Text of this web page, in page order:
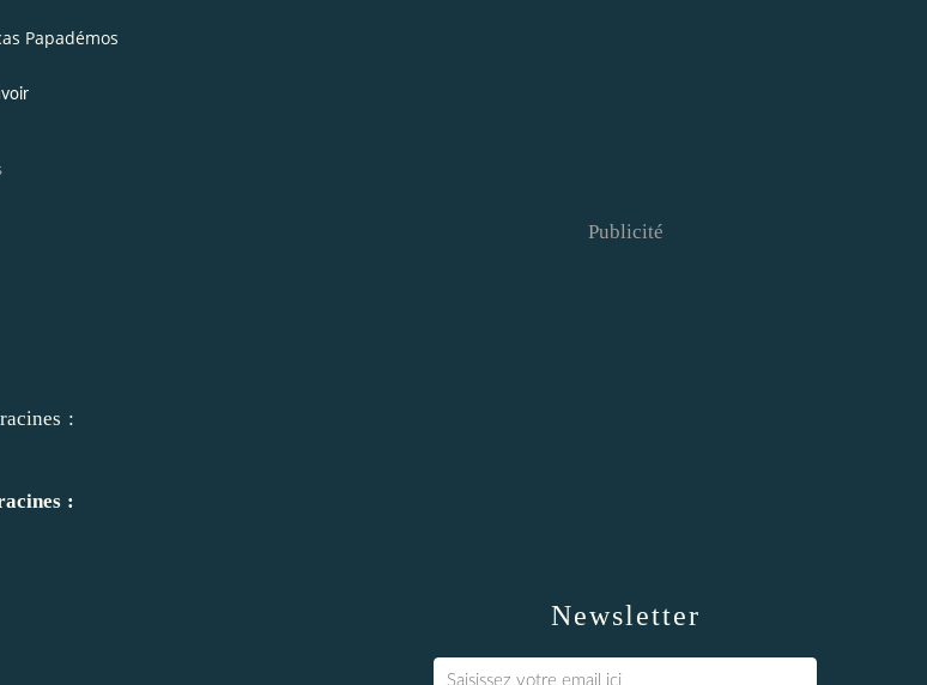
Papadémos
:
Newsletter
Publicité